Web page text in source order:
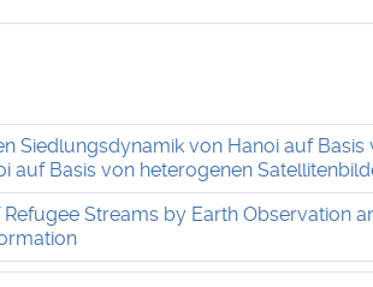
Siedlungsdynamik von Hanoi auf Basis
auf Basis von heterogenen
Streams by Earth Observation